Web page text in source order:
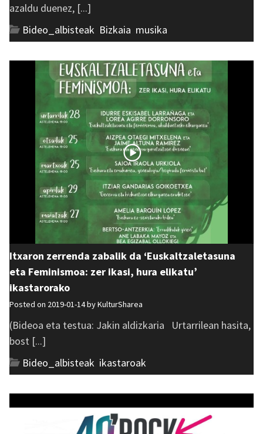
azaldu duenez, [...]
Bideo_albisteak Bizkaia musika
Itxaron zerrenda zabalik da ‘Euskaltzaletasuna
eta Feminismoa: zer ikasi, hura elikatu’
ikastarorako
Posted on 2019-01-14 byKulturSharea
(Bideoa eta testua: Jakin aldizkaria Urtarrilean hasita,
bost [...]
Bideo_albisteak ikastaroak